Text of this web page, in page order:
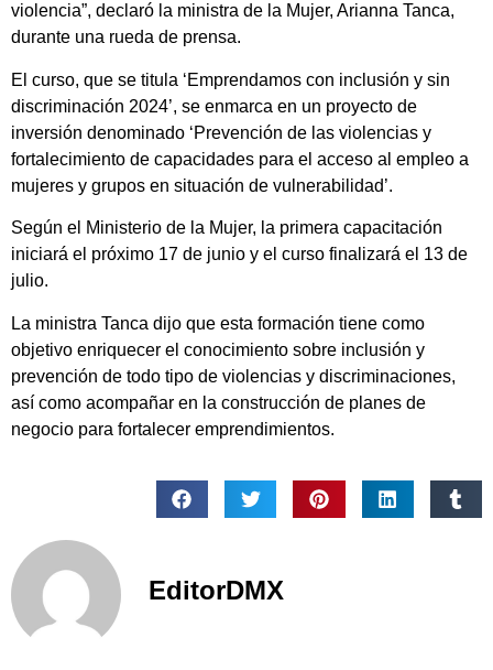
violencia”, declaró la ministra de la Mujer, Arianna Tanca,
durante una rueda de prensa.
El curso, que se titula ‘Emprendamos con inclusión y sin
discriminación 2024’, se enmarca en un proyecto de
inversión denominado ‘Prevención de las violencias y
fortalecimiento de capacidades para el acceso al empleo a
mujeres y grupos en situación de vulnerabilidad’.
Según el Ministerio de la Mujer, la primera capacitación
iniciará el próximo 17 de junio y el curso finalizará el 13 de
julio.
La ministra Tanca dijo que esta formación tiene como
objetivo enriquecer el conocimiento sobre inclusión y
prevención de todo tipo de violencias y discriminaciones,
así como acompañar en la construcción de planes de
negocio para fortalecer emprendimientos.
EditorDMX